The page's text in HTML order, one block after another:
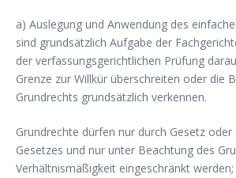
a) Auslegung und Anwendung des
sind grundsätzlich Aufgabe der
der verfassungsgerichtlichen Prüfung
Grenze zur Willkür überschreiten oder die
Grundrechts grundsätzlich verkennen.
Grundrechte dürfen nur durch Gesetz oder
Gesetzes und nur unter Beachtung des
Verhältnismäßigkeit eingeschränkt